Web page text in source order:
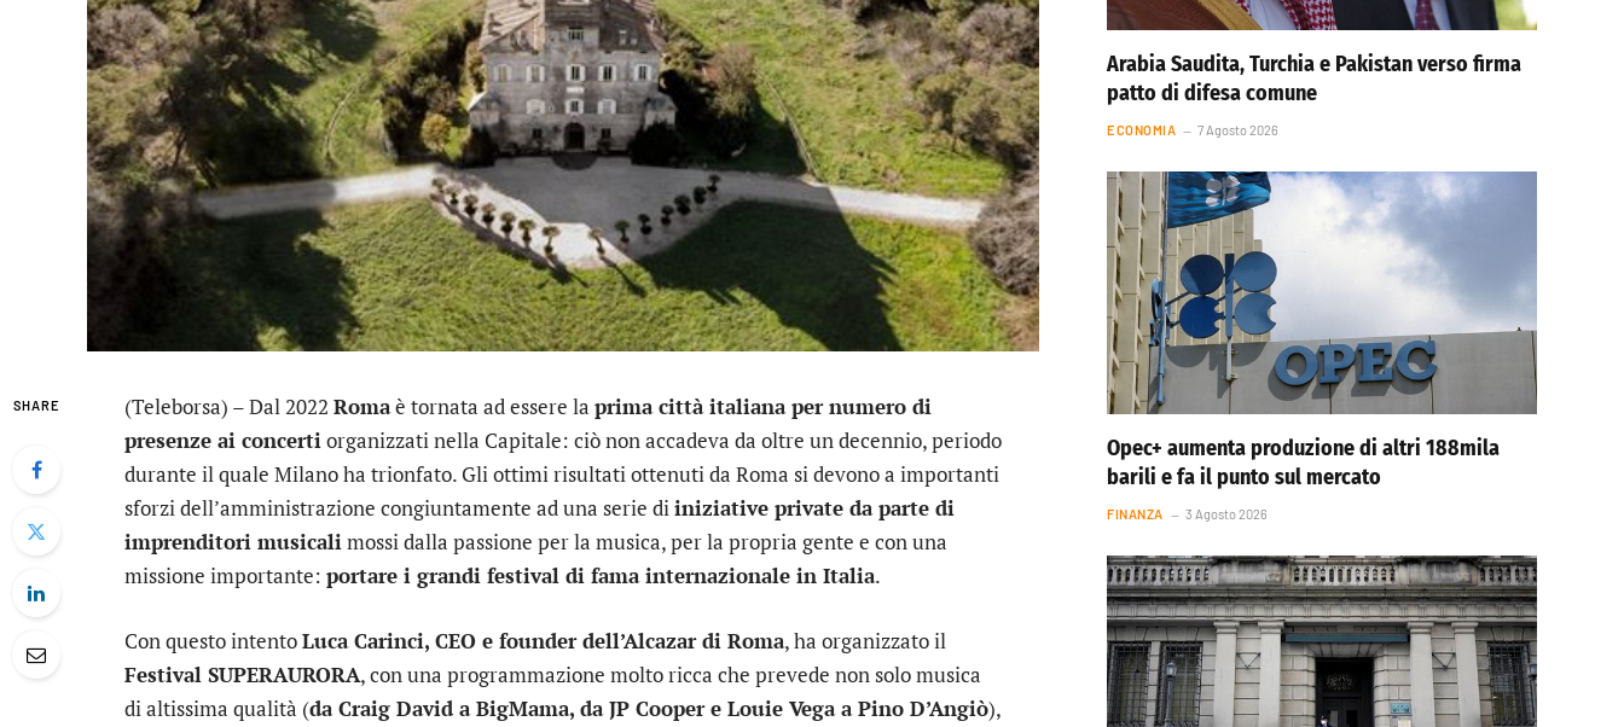
SHARE (Teleborsa) – Dal 2022 Romaè tornata ad essere la prima città italiana per numero di
presenze ai concertiorganizzati nella Capitale: ciò non accadeva da oltre un decennio, periodo
durante il quale Milano ha trionfato. Gli ottimi risultati ottenuti da Roma si devono a importanti
sforzi dell’amministrazione congiuntamente ad una serie diiniziative private da parte di
imprenditori musicalimossi dalla passione per la musica, per la propria gente e con una
missione importante: portare i grandi festival di fama internazionale in Italia.
Con questo intentoLuca Carinci, CEO e founder dell’Alcazar di Roma, ha organizzato il
Festival SUPERAURORA, con una programmazione molto ricca che prevede non solo musica
di altissima qualità (da Craig David a BigMama, da JP Cooper e Louie Vega a Pino D’Angiò),
Arabia Saudita, Turchia e Pakistan verso firma
patto di difesa comune
ECONOMIA 7 Agosto 2026
Opec+ aumenta produzione di altri 188mila
barili e fa il punto sul mercato
FINANZA 3 Agosto 2026